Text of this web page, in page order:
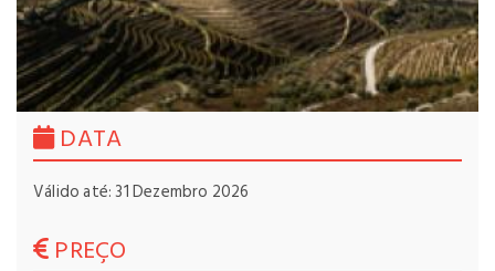
DATA
Válido até: 31 Dezembro 2026
PREÇO